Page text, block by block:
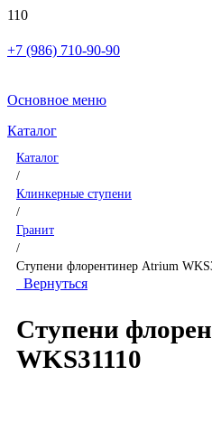
+7 (986) 710-90-90
Основное меню
Каталог
Каталог
/
Клинкерные ступени
/
Гранит
/
Ступени флорентинер Atrium
Вернуться
Ступени
WKS31110